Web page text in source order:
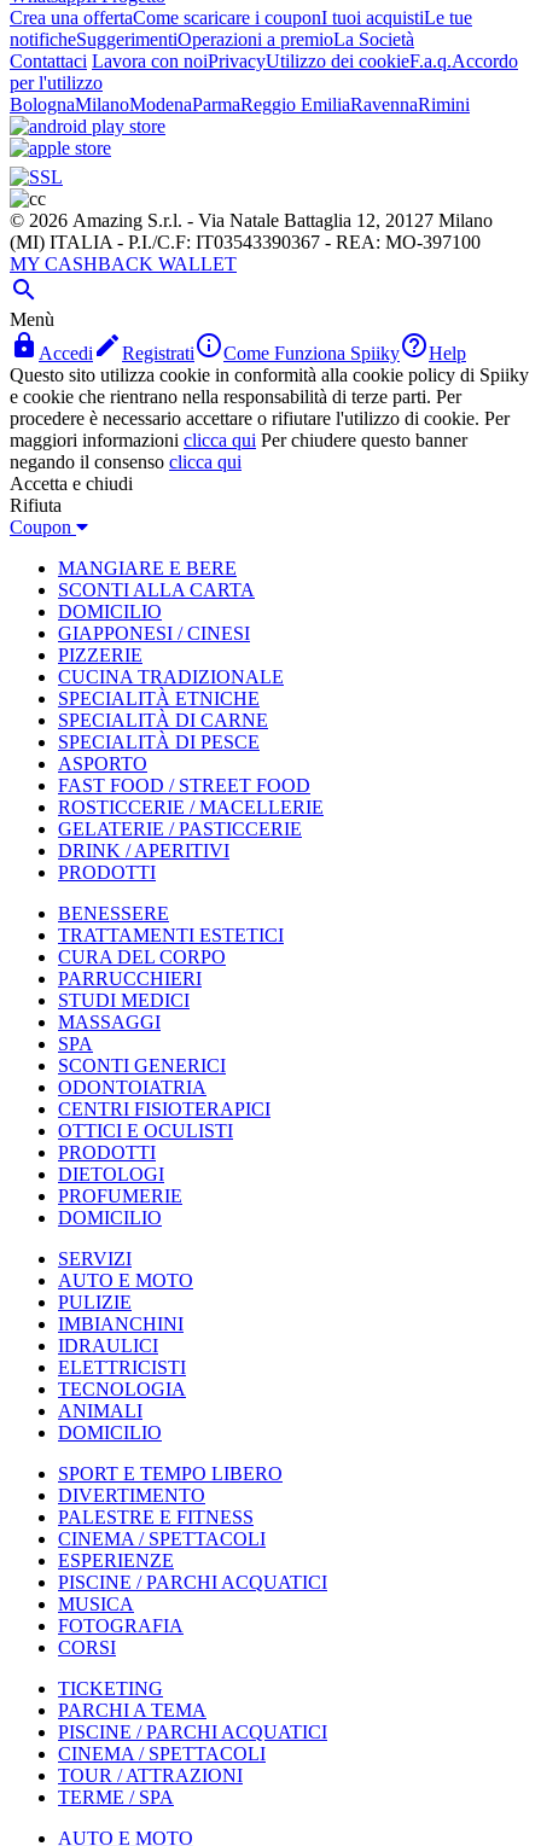
Crea una offertaCome scaricare i couponI tuoi acquistiLe tue
notificheSuggerimentiOperazioni a premioLa Società
Contattaci Lavora con noiPrivacyUtilizzo dei cookieF.a.q.Accordo
per l'utilizzo
BolognaMilanoModenaParmaReggio EmiliaRavennaRimini
© 2026 Amazing S.r.l. - Via Natale Battaglia 12, 20127 Milano
(MI) ITALIA - P.I./C.F: IT03543390367 - REA: MO-397100
MY CASHBACK WALLET

Menù
 AccediRegistratiCome Funziona SpiikyHelp
Questo sito utilizza cookie in conformità alla cookie policy di Spiiky
e cookie che rientrano nella responsabilità di terze parti. Per
procedere è necessario accettare o rifiutare l'utilizzo di cookie. Per
maggiori informazioni clicca qui Per chiudere questo banner
negando il consenso clicca qui
Accetta e chiudi
Rifiuta
Coupon
MANGIARE E BERE
SCONTI ALLA CARTA
DOMICILIO
GIAPPONESI / CINESI
PIZZERIE
CUCINA TRADIZIONALE
SPECIALITÀ ETNICHE
SPECIALITÀ DI CARNE
SPECIALITÀ DI PESCE
ASPORTO
FAST FOOD / STREET FOOD
ROSTICCERIE / MACELLERIE
GELATERIE / PASTICCERIE
DRINK / APERITIVI
PRODOTTI
BENESSERE
TRATTAMENTI ESTETICI
CURA DEL CORPO
PARRUCCHIERI
STUDI MEDICI
MASSAGGI
SPA
SCONTI GENERICI
ODONTOIATRIA
CENTRI FISIOTERAPICI
OTTICI E OCULISTI
PRODOTTI
DIETOLOGI
PROFUMERIE
DOMICILIO
SERVIZI
AUTO E MOTO
PULIZIE
IMBIANCHINI
IDRAULICI
ELETTRICISTI
TECNOLOGIA
ANIMALI
DOMICILIO
SPORT E TEMPO LIBERO
DIVERTIMENTO
PALESTRE E FITNESS
CINEMA / SPETTACOLI
ESPERIENZE
PISCINE / PARCHI ACQUATICI
MUSICA
FOTOGRAFIA
CORSI
TICKETING
PARCHI A TEMA
PISCINE / PARCHI ACQUATICI
CINEMA / SPETTACOLI
TOUR / ATTRAZIONI
TERME / SPA
AUTO E MOTO